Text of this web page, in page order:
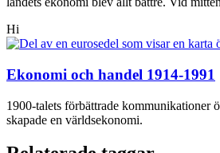
Hi
Ekonomi och handel 1914-1991
1900-talets förbättrade kommunikationer
skapade en världsekonomi.